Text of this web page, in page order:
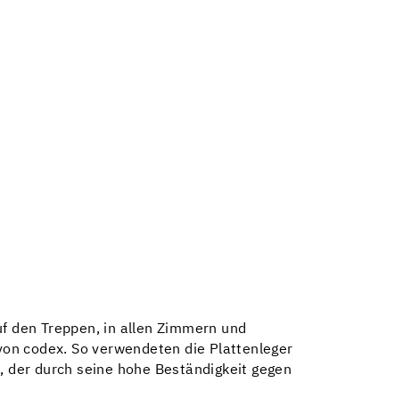
den Treppen, in allen Zimmern und
codex. So verwendeten die Plattenleger
der durch seine hohe Beständigkeit gegen